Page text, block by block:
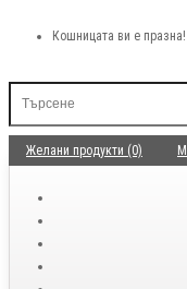
Кошницата ви е празна!
Желани продукти (0)